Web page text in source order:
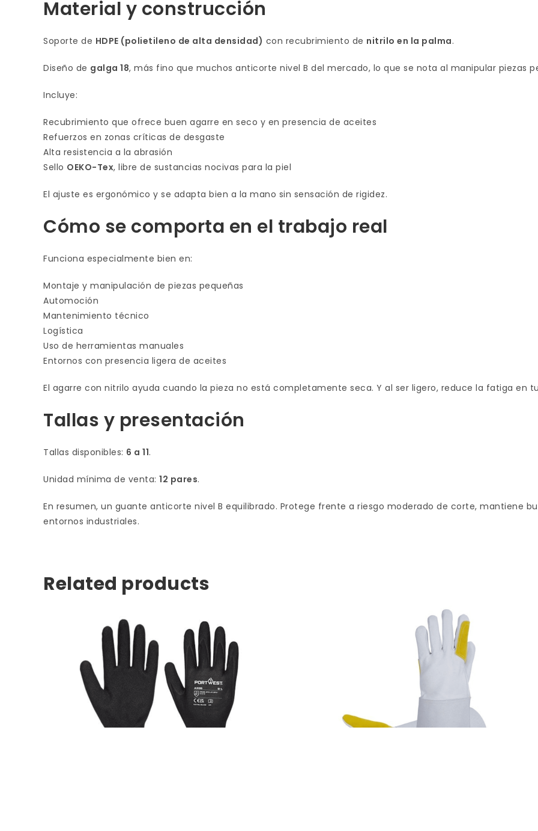
Material y construcción
Soporte de HDPE (polietileno de alta densidad) con recubrimiento de nitrilo en la palma.
Diseño de galga 18, más fino que muchos anticorte nivel B del mercado, lo que se nota al manipular piezas
Incluye:
Recubrimiento que ofrece buen agarre en seco y en presencia de aceites
Refuerzos en zonas críticas de desgaste
Alta resistencia a la abrasión
Sello OEKO-Tex, libre de sustancias nocivas para la piel
El ajuste es ergonómico y se adapta bien a la mano sin sensación de rigidez.
Cómo se comporta en el trabajo real
Funciona especialmente bien en:
Montaje y manipulación de piezas pequeñas
Automoción
Mantenimiento técnico
Logística
Uso de herramientas manuales
Entornos con presencia ligera de aceites
El agarre con nitrilo ayuda cuando la pieza no está completamente seca. Y al ser ligero, reduce la fatiga en
Tallas y presentación
Tallas disponibles: 6 a 11.
Unidad mínima de venta: 12 pares.
En resumen, un guante anticorte nivel B equilibrado. Protege frente a riesgo moderado de corte, mantiene
entornos industriales.
Related products